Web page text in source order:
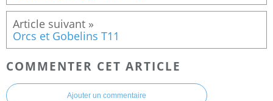
Orcs et Gobelins T11
COMMENTER CET ARTICLE
Ajouter un commentaire